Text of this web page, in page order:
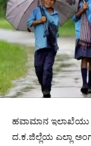
ಹವಾಮಾನ ಇಲಾಖೆಯು
ದ.ಕ.ಜಿಲ್ಲೆಯ ಎಲ್ಲಾ